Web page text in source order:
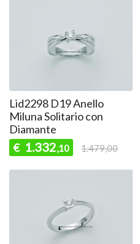
Lid2298 D19 Anello
Miluna Solitario con
Diamante
€ 1.332,10 1.479,00